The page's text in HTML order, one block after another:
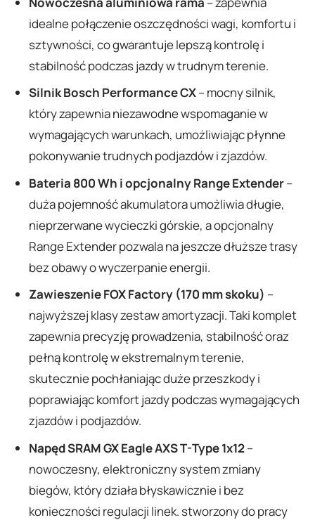
idealne połączenie oszczędności wagi, komfortu i
sztywności, co gwarantuje lepszą kontrolę i
stabilność podczas jazdy w trudnym terenie.
Silnik Bosch Performance CX– mocny silnik,
który zapewnia niezawodne wspomaganie w
wymagających warunkach, umożliwiając płynne
pokonywanie trudnych podjazdów i zjazdów.
Bateria 800 Wh i opcjonalny Range Extender–
duża pojemność akumulatora umożliwia długie,
nieprzerwane wycieczki górskie, a opcjonalny
Range Extender pozwala na jeszcze dłuższe trasy
bez obawy o wyczerpanie energii.
Zawieszenie FOX Factory (170 mm skoku) –
najwyższej klasy zestaw amortyzacji. Taki komplet
zapewnia precyzję prowadzenia, stabilność oraz
pełną kontrolę w ekstremalnym terenie,
skutecznie pochłaniając duże przeszkody i
poprawiając komfort jazdy podczas wymagających
zjazdów i podjazdów.
Napęd SRAM GX Eagle AXS T-Type 1x12–
nowoczesny, elektroniczny system zmiany
biegów, który działa błyskawicznie i bez
konieczności regulacji linek. stworzony do pracy